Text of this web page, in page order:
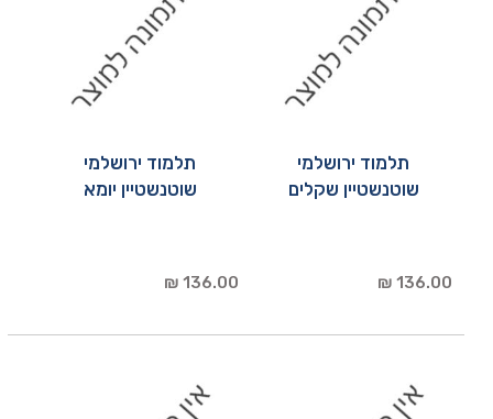
תלמוד ירושלמי
שוטנשטיין שקלים
136.00 ₪
תלמוד ירושלמי
שוטנשטיין יומא
136.00 ₪